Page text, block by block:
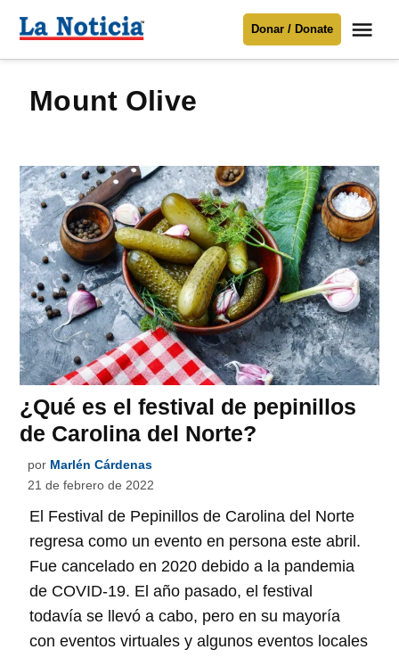
Para mantenerte informado necesitamos
contenido
Noticia
Donar / Donate
Mount Olive
¿Qué es el festival de pepinillos
de Carolina del Norte?
por Marlén Cárdenas
21 de febrero de 2022
El Festival de Pepinillos de Carolina del Norte
regresa como un evento en persona este abril.
Fue cancelado en 2020 debido a la pandemia
de COVID-19. El año pasado, el festival
todavía se llevó a cabo, pero en su mayoría
con eventos virtuales y algunos eventos locales